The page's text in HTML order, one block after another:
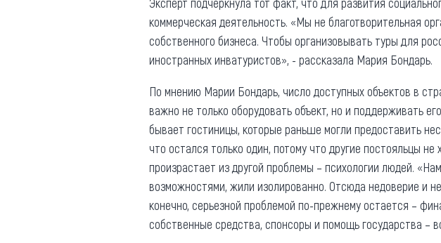
коммерческая деятельность. «Мы не благотворительная
собственного бизнеса. Чтобы организовывать туры для
иностранных инватуристов», - рассказала Мария Бондарь.
По мнению Марии Бондарь, число доступных объектов в
важно не только оборудовать объект, но и поддерживать
бывает гостиницы, которые раньше могли предоставить
что остался только один, потому что другие постояльцы
произрастает из другой проблемы – психологии людей.
возможностями, жили изолированно. Отсюда недоверие и
конечно, серьезной проблемой по-прежнему остается –
собственные средства, спонсоры и помощь государства –